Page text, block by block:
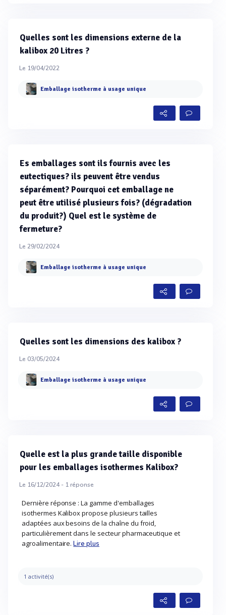
Quelles sont les dimensions externe de la
kalibox 20 Litres ?
Le 19/04/2022
Emballage isotherme à usage unique
Es emballages sont ils fournis avec les
eutectiques? ils peuvent être vendus
séparément? Pourquoi cet emballage ne
peut être utilisé plusieurs fois? (dégradation
du produit?) Quel est le système de
fermeture?
Le 29/02/2024
Emballage isotherme à usage unique
Quelles sont les dimensions des kalibox ?
Le 03/05/2024
Emballage isotherme à usage unique
Quelle est la plus grande taille disponible
pour les emballages isothermes Kalibox?
Le 16/12/2024 - 1réponse
Dernière réponse : La gamme d'emballages
isothermes Kalibox propose plusieurs tailles
adaptées aux besoins de la chaîne du froid,
particulièrement dans le secteur pharmaceutique et
agroalimentaire.Lire plus
1 activité(s)